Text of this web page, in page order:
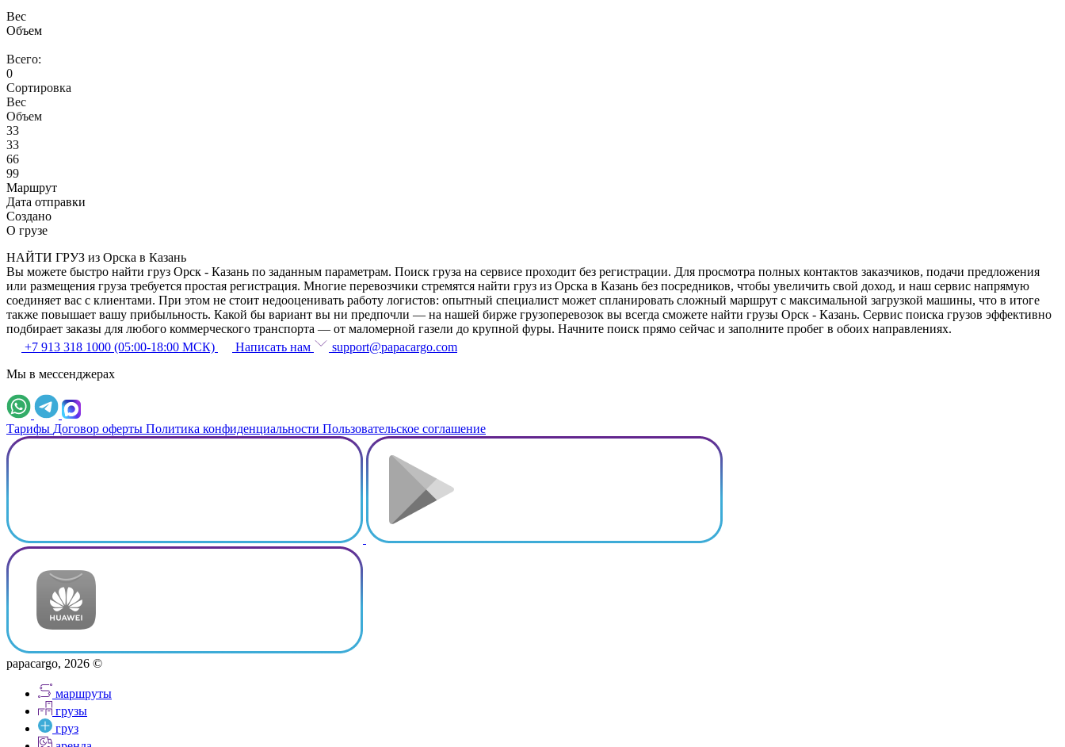
Вес
Объем
Всего:
0
Сортировка
Вес
Объем
33
33
66
99
Маршрут
Дата отправки
Создано
О грузе
НАЙТИ ГРУЗ из Орска в Казань
Вы можете быстро найти груз Орск - Казань по заданным параметрам. Поиск груза на сервисе проходит без регистрации. Для просмотра полных контактов заказчиков, подачи предложения
или размещения груза требуется простая регистрация. Многие перевозчики стремятся найти груз из Орска в Казань без посредников, чтобы увеличить свой доход, и наш сервис напрямую
соединяет вас с клиентами. При этом не стоит недооценивать работу логистов: опытный специалист может спланировать сложный маршрут с максимальной загрузкой машины, что в итоге
также повышает вашу прибыльность. Какой бы вариант вы ни предпочли — на нашей бирже грузоперевозок вы всегда сможете найти грузы Орск - Казань. Сервис поиска грузов эффективно
подбирает заказы для любого коммерческого транспорта — от маломерной газели до крупной фуры. Начните поиск прямо сейчас и заполните пробег в обоих направлениях.
+7 913 318 1000 (05:00-18:00 МСК)
Написать нам
support@papacargo.com
Мы в мессенджерах
Тарифы Договор оферты Политика конфиденциальности Пользовательское соглашение
papacargo, 2026 ©
маршруты
грузы
груз